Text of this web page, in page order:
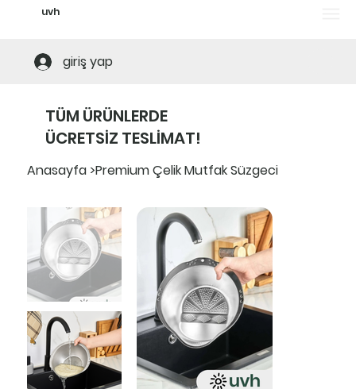
uvh
giriş yap
TÜM ÜRÜNLERDE
ÜCRETSİZ TESLİMAT!
Anasayfa >Premium Çelik Mutfak Süzgeci